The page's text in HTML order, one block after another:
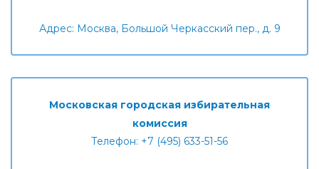
Адрес: Москва, Большой Черкасский пер., д. 9
Московская городская избирательная
комиссия
Телефон: +7 (495) 633-51-56